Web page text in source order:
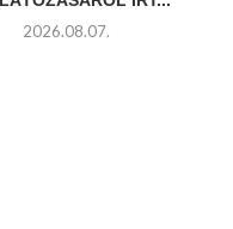
2026.08.07.